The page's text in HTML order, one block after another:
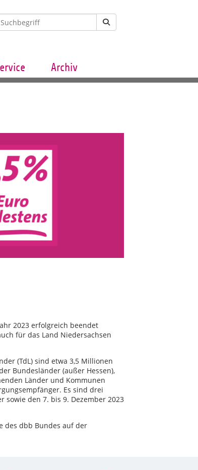
Archiv
2023 erfolgreich beendet
für das Land Niedersachsen
(TdL) sind etwa 3,5 Millionen
Bundesländer (außer Hessen),
Länder und Kommunen
Es sind drei
sowie den 7. bis 9. Dezember 2023
des dbb Bundes auf der